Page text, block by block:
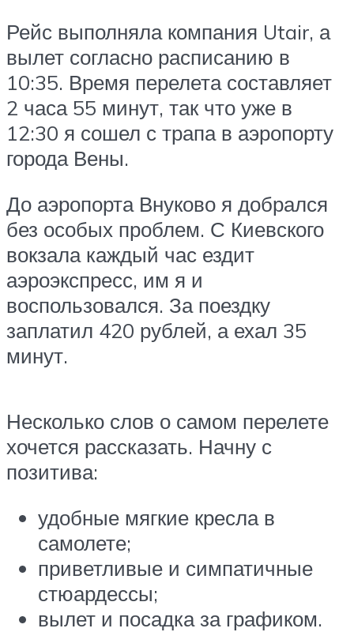
Рейс выполняла компания Utair, а
вылет согласно расписанию в
10:35. Время перелета составляет
2 часа 55 минут, так что уже в
12:30 я сошел с трапа в аэропорту
города Вены.
До аэропорта Внуково я добрался
без особых проблем. С Киевского
вокзала каждый час ездит
аэроэкспресс, им я и
воспользовался. За поездку
заплатил 420 рублей, а ехал 35
минут.
Несколько слов о самом перелете
хочется рассказать. Начну с
позитива:
удобные мягкие кресла в
самолете;
приветливые и симпатичные
стюардессы;
вылет и посадка за графиком.